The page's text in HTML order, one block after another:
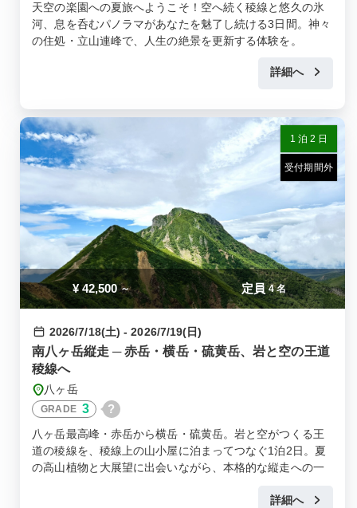
天空の楽園への夏旅へようこそ！空へ続く稜線と悠久の氷
河、息を呑むパノラマがあなたを魅了し続ける3日間。神々
の住処・立山連峰で、人生の絶景を更新する体験を。
詳細へ
¥ 42,500 ～ 定員 4 名
1 泊 2 日
受付期間外
2026/7/18(土) - 2026/7/19(日)
南八ヶ岳縦走 ─ 赤岳・横岳・硫黄岳、岩と空の王道
稜線へ
八ヶ岳
GRADE 3 ?
八ヶ岳最高峰・赤岳から横岳・硫黄岳。岩と空がつくる王
道の稜線を、稜線上の山小屋に泊まってつなぐ1泊2日。夏
の高山植物と大展望に出会いながら、本格的な縦走への一
詳細へ